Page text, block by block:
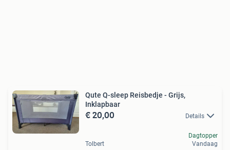
Qute Q-sleep Reisbedje - Grijs,
Inklapbaar
€ 20,00 Details
Tolbert
Dagtopper
Vandaag